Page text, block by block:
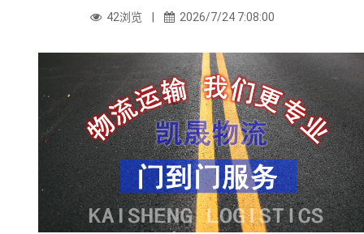
42浏览 | 2026/7/24 7:08:00